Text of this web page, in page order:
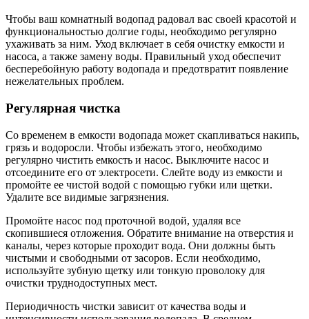
Чтобы ваш комнатный водопад радовал вас своей красотой и
функциональностью долгие годы, необходимо регулярно
ухаживать за ним. Уход включает в себя очистку емкости и
насоса, а также замену воды. Правильный уход обеспечит
бесперебойную работу водопада и предотвратит появление
нежелательных проблем.
Регулярная чистка
Со временем в емкости водопада может скапливаться накипь,
грязь и водоросли. Чтобы избежать этого, необходимо
регулярно чистить емкость и насос. Выключите насос и
отсоедините его от электросети. Слейте воду из емкости и
промойте ее чистой водой с помощью губки или щетки.
Удалите все видимые загрязнения.
Промойте насос под проточной водой, удаляя все
скопившиеся отложения. Обратите внимание на отверстия и
каналы, через которые проходит вода. Они должны быть
чистыми и свободными от засоров. Если необходимо,
используйте зубную щетку или тонкую проволоку для
очистки труднодоступных мест.
Периодичность чистки зависит от качества воды и